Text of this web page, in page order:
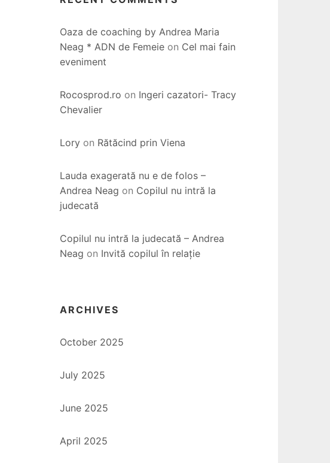
Oaza de coaching by Andrea Maria
Neag * ADN de Femeie on Cel mai fain
eveniment
Rocosprod.ro on Ingeri cazatori- Tracy
Chevalier
Lory on Rătăcind prin Viena
Lauda exagerată nu e de folos –
Andrea Neag on Copilul nu intră la
judecată
Copilul nu intră la judecată – Andrea
Neag on Invită copilul în relație
ARCHIVES
October 2025
July 2025
June 2025
April 2025